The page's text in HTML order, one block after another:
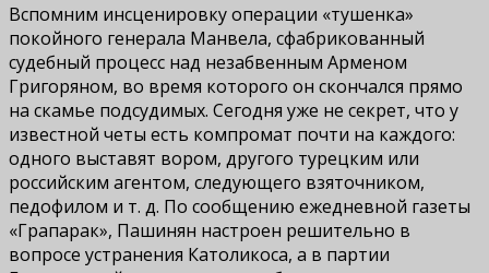
Вспомним инсценировку операции «тушенка»
покойного генерала Манвела, сфабрикованный
судебный процесс над незабвенным Арменом
Григоряном, во время которого он скончался прямо
на скамье подсудимых. Сегодня уже не секрет, что у
известной четы есть компромат почти на каждого:
одного выставят вором, другого турецким или
российским агентом, следующего взяточником,
педофилом и т. д. По сообщению ежедневной газеты
«Грапарак», Пашинян настроен решительно в
вопросе устранения Католикоса, а в партии